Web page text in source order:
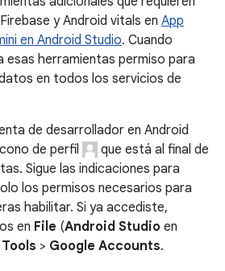
y Android vitals en App
en Android Studio. Cuando
herramientas permiso para
en todos los servicios de
de desarrollador en Android
de perfil
que está al final de
Sigue las indicaciones para
los permisos necesarios para
habilitar. Si ya accediste,
en File (Android Studio en
Tools > Google Accounts.